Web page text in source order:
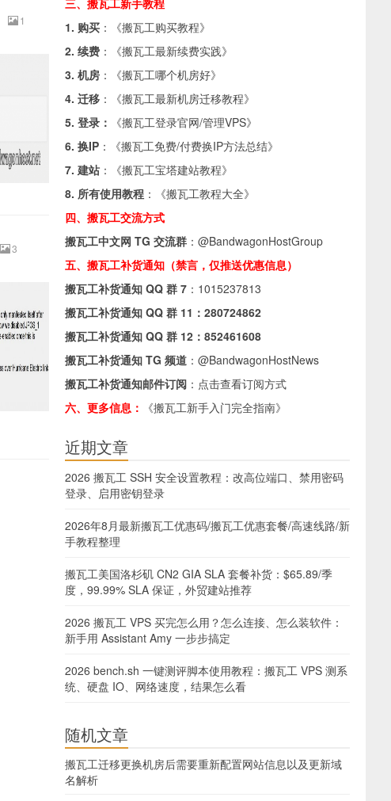
1
3
三、搬瓦工新手教程
1. 购买 ：《搬瓦工购买教程》
2. 续费 ：《搬瓦工最新续费实践》
3. 机房 ：《搬瓦工哪个机房好》
4. 迁移 ：《搬瓦工最新机房迁移教程》
5. 登录：
《搬瓦工登录官网/管理VPS》
6. 换IP ：《搬瓦工免费/付费换IP方法总结》
7. 建站 ：《搬瓦工宝塔建站教程》
8. 所有使用教程 ：《搬瓦工教程大全》
四、搬瓦工交流方式
搬瓦工中文网 TG 交流群 ： @BandwagonHostGroup
五、搬瓦工补货通知（禁言，仅推送优惠信息）
搬瓦工补货通知 QQ 群 7 ： 1015237813
搬瓦工补货通知 QQ 群 11： 280724862
搬瓦工补货通知 QQ 群 12： 852461608
搬瓦工补货通知 TG 频道 ： @BandwagonHostNews
搬瓦工补货通知邮件订阅 ： 点击查看订阅方式
六、更多信息：
《搬瓦工新手入门完全指南》
近期文章
2026 搬瓦工 SSH 安全设置教程：改高位端口、禁用密码
登录、启用密钥登录
2026年8月最新搬瓦工优惠码/搬瓦工优惠套餐/高速线路/新
手教程整理
搬瓦工美国洛杉矶 CN2 GIA SLA 套餐补货：$65.89/季
度，99.99% SLA 保证，外贸建站推荐
2026 搬瓦工 VPS 买完怎么用？怎么连接、怎么装软件：
新手用 Assistant Amy 一步步搞定
2026 bench.sh 一键测评脚本使用教程：搬瓦工 VPS 测系
统、硬盘 IO、网络速度，结果怎么看
随机文章
搬瓦工迁移更换机房后需要重新配置网站信息以及更新域
名解析